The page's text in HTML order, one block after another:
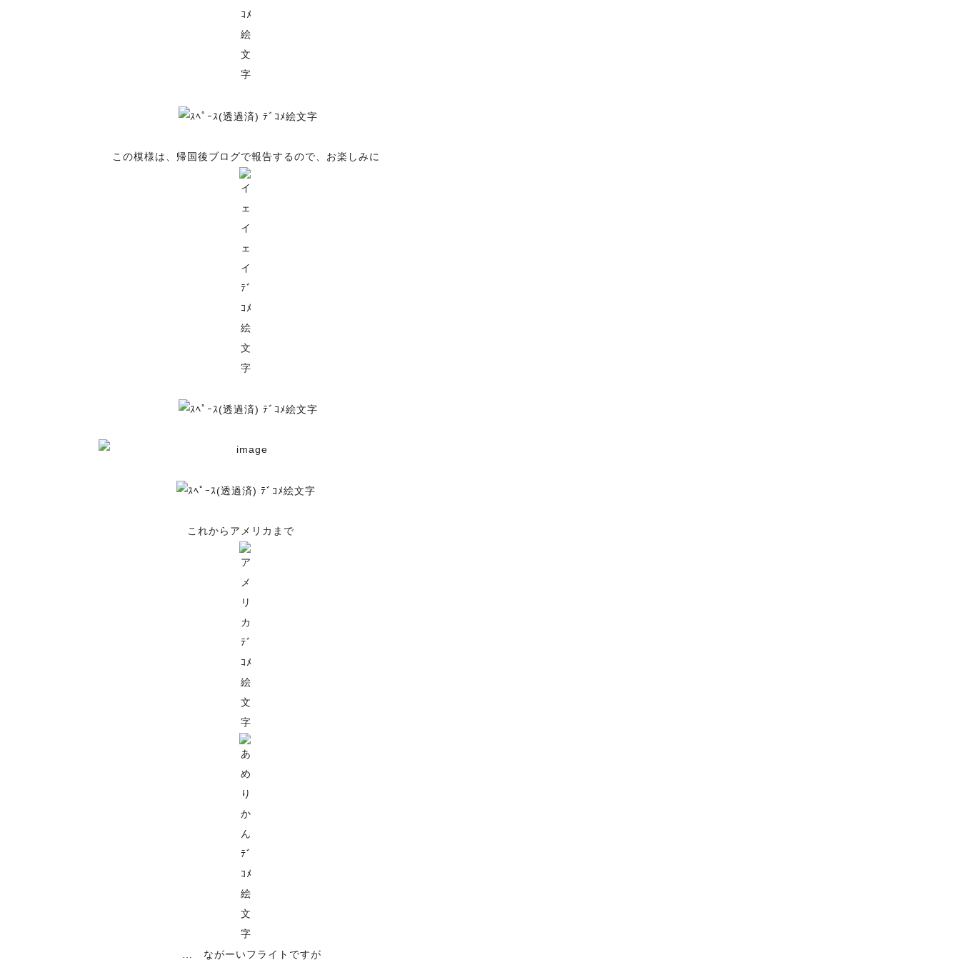
この模様は、帰国後ブログで報告するので、お楽しみに
これからアメリカまで
… ながーいフライトですが